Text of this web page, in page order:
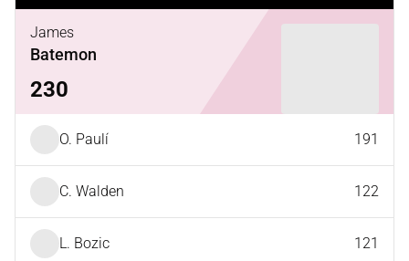
James
Batemon
230
O. Paulí 191
C. Walden 122
L. Bozic 121